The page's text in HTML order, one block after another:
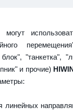
могут
"танкетка",
и прочие)
линейных